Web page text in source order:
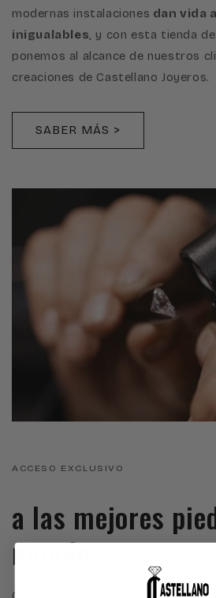
modernas instalaciones dan vida
inigualables, y con esta tienda
ponemos al alcance de nuestros
creaciones de Castellano Joyeros.
SABER MÁS >
ACCESO EXCLUSIVO
a las mejores
mundo